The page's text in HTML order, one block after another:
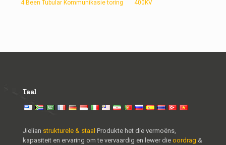
4 Been Tubular Kommunikasie toring 400KV
Taal
Jielian strukturele & staal Produkte het die vermoëns,
kapasiteit en ervaring om te vervaardig en lewer die oordrag &